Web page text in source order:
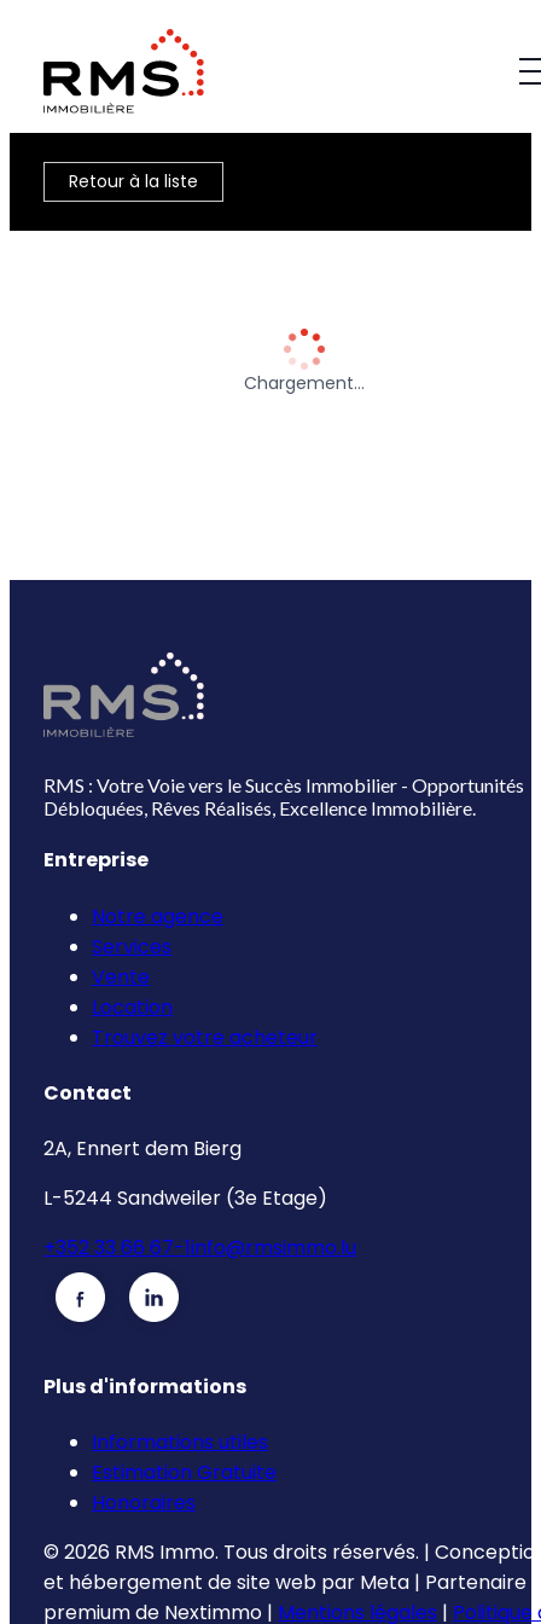
Retour à la liste
Chargement…
RMS : Votre Voie vers le Succès Immobilier - Opportunités
Débloquées, Rêves Réalisés, Excellence Immobilière.
Entreprise
Notre agence
Services
Vente
Location
Trouvez votre acheteur
Contact
2A, Ennert dem Bierg
L-5244 Sandweiler (3e Etage)
+352 33 66 67-1info@rmsimmo.lu
Plus d'informations
Informations utiles
Estimation Gratuite
Honoraires
© 2026 RMS Immo. Tous droits réservés. |
et hébergement de site web par Meta | Partenaire
premium de Nextimmo | Mentions légales | Politique